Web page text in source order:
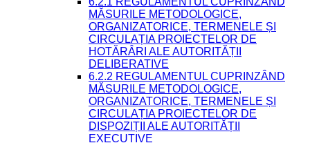
MĂSURILE METODOLOGICE,
ORGANIZATORICE, TERMENELE ȘI
CIRCULAȚIA PROIECTELOR DE
HOTĂRÂRI ALE AUTORITĂȚII
DELIBERATIVE
6.2.2 REGULAMENTUL CUPRINZÂND
MĂSURILE METODOLOGICE,
ORGANIZATORICE, TERMENELE ȘI
CIRCULAȚIA PROIECTELOR DE
DISPOZIȚII ALE AUTORITĂȚII
EXECUTIVE